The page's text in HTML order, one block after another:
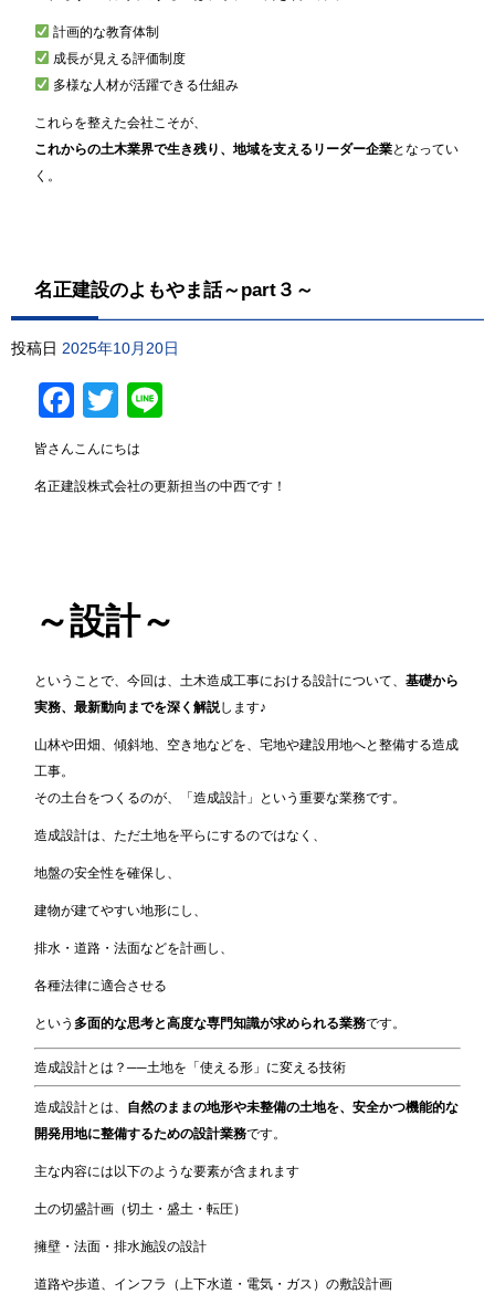
計画的な教育体制
成長が見える評価制度
多様な人材が活躍できる仕組み
これらを整えた会社こそが、
これからの土木業界で生き残り、地域を支えるリーダー企業となってい
く。
名正建設のよもやま話～part３～
投稿日 2025年10月20日
Facebook
Twitter
皆さんこんにちは
名正建設株式会社の更新担当の中西です！
～設計～
ということで、今回は、土木造成工事における設計について、基礎から
実務、最新動向までを深く解説します♪
山林や田畑、傾斜地、空き地などを、宅地や建設用地へと整備する造成
工事。
その土台をつくるのが、「造成設計」という重要な業務です。
造成設計は、ただ土地を平らにするのではなく、
地盤の安全性を確保し、
建物が建てやすい地形にし、
排水・道路・法面などを計画し、
各種法律に適合させる
という多面的な思考と高度な専門知識が求められる業務です。
造成設計とは？──土地を「使える形」に変える技術
造成設計とは、 自然のままの地形や未整備の土地を、安全かつ機能的な
開発用地に整備するための設計業務です。
主な内容には以下のような要素が含まれます
土の切盛計画（切土・盛土・転圧）
擁壁・法面・排水施設の設計
道路や歩道、インフラ（上下水道・電気・ガス）の敷設計画